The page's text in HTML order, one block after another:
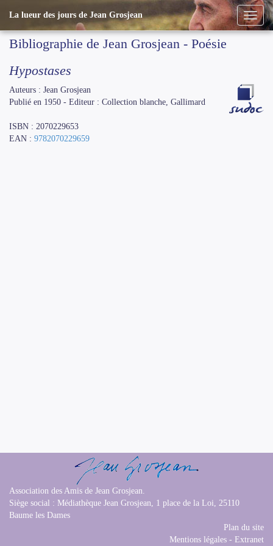
La lueur des jours de Jean Grosjean
Bibliographie de Jean Grosjean - Poésie
Hypostases
Auteurs : Jean Grosjean
Publié en 1950 - Editeur : Collection blanche, Gallimard
ISBN : 2070229653
EAN : 9782070229659
Association des Amis de Jean Grosjean.
Siège social : Médiathèque Jean Grosjean, 1 place de la Loi, 25110
Baume les Dames
Plan du site
Mentions légales - Extranet